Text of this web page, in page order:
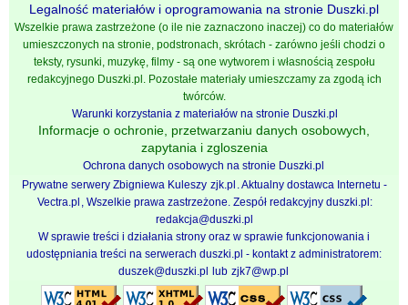
Legalność materiałów i oprogramowania na stronie Duszki.pl
Wszelkie prawa zastrzeżone (o ile nie zaznaczono inaczej) co do materiałów
umieszczonych na stronie, podstronach, skrótach - zarówno jeśli chodzi o
teksty, rysunki, muzykę, filmy - są one wytworem i własnością zespołu
redakcyjnego Duszki.pl. Pozostałe materiały umieszczamy za zgodą ich
twórców.
Warunki korzystania z materiałów na stronie Duszki.pl
Informacje o ochronie, przetwarzaniu danych osobowych,
zapytania i zgloszenia
Ochrona danych osobowych na stronie Duszki.pl
Prywatne serwery Zbigniewa Kuleszy zjk.pl . Aktualny dostawca Internetu -
Vectra.pl , Wszelkie prawa zastrzeżone. Zespół redakcyjny duszki.pl:
redakcja@duszki.pl
W sprawie treści i działania strony oraz w sprawie funkcjonowania i
udostępniania treści na serwerach duszki.pl - kontakt z administratorem:
duszek@duszki.pl lub zjk7@wp.pl